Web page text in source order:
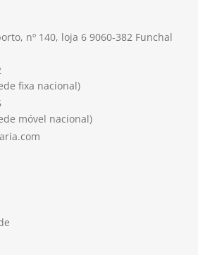
nº 140, loja 6 9060-382 Funchal
fixa nacional)
móvel nacional)